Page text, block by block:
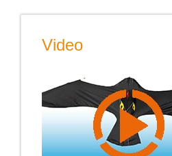
Video